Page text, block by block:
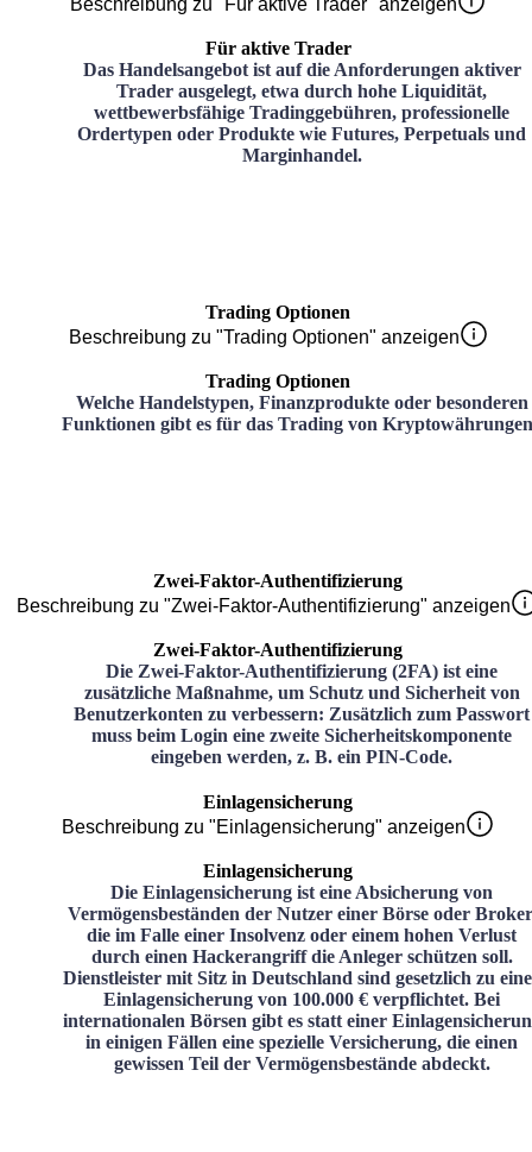
Beschreibung zu "Für aktive Trader" anzeigen
Für aktive Trader
Das Handelsangebot ist auf die Anforderungen aktiver
Trader ausgelegt, etwa durch hohe Liquidität,
wettbewerbsfähige Tradinggebühren, professionelle
Ordertypen oder Produkte wie Futures, Perpetuals und
Marginhandel.
Trading Optionen
Beschreibung zu "Trading Optionen" anzeigen
Trading Optionen
Welche Handelstypen, Finanzprodukte oder besonderen
Funktionen gibt es für das Trading von
Zwei-Faktor-Authentifizierung
Beschreibung zu "Zwei-Faktor-Authentifizierung" anzeigen
Zwei-Faktor-Authentifizierung
Die Zwei-Faktor-Authentifizierung (2FA) ist eine
zusätzliche Maßnahme, um Schutz und Sicherheit von
Benutzerkonten zu verbessern: Zusätzlich zum Passwort
muss beim Login eine zweite Sicherheitskomponente
eingeben werden, z. B. ein PIN-Code.
Einlagensicherung
Beschreibung zu "Einlagensicherung" anzeigen
Einlagensicherung
Die Einlagensicherung ist eine Absicherung von
Vermögensbeständen der Nutzer einer Börse oder
die im Falle einer Insolvenz oder einem hohen Verlust
durch einen Hackerangriff die Anleger schützen soll.
Dienstleister mit Sitz in Deutschland sind gesetzlich zu
Einlagensicherung von 100.000 € verpflichtet. Bei
internationalen Börsen gibt es statt einer
in einigen Fällen eine spezielle Versicherung, die einen
gewissen Teil der Vermögensbestände abdeckt.